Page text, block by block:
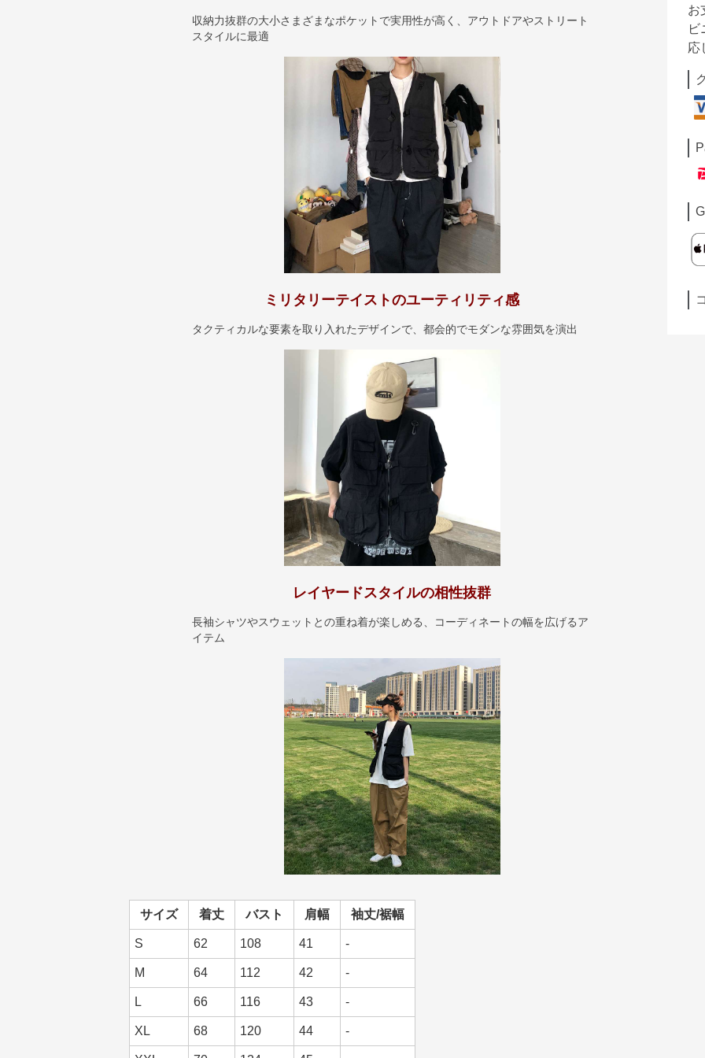
収納力抜群の大小さまざまなポケットで実用性が高く、アウトドアやストリート
スタイルに最適
ミリタリーテイストのユーティリティ感
タクティカルな要素を取り入れたデザインで、都会的でモダンな雰囲気を演出
レイヤードスタイルの相性抜群
長袖シャツやスウェットとの重ね着が楽しめる、コーディネートの幅を広げるア
イテム
サイズ 着丈 バスト 肩幅 袖丈/裾幅
S 62 108 41 -
M 64 112 42 -
L 66 116 43 -
XL 68 120 44 -
お
ビ
応